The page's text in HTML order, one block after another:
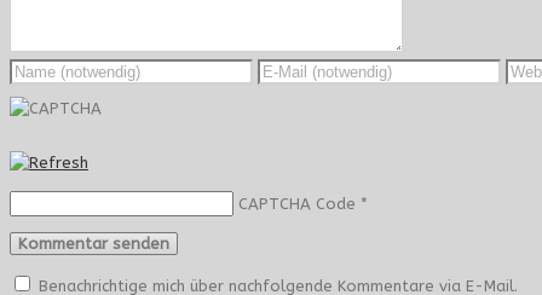
CAPTCHA Code *
Benachrichtige mich über nachfolgende Kommentare via E-Mail.